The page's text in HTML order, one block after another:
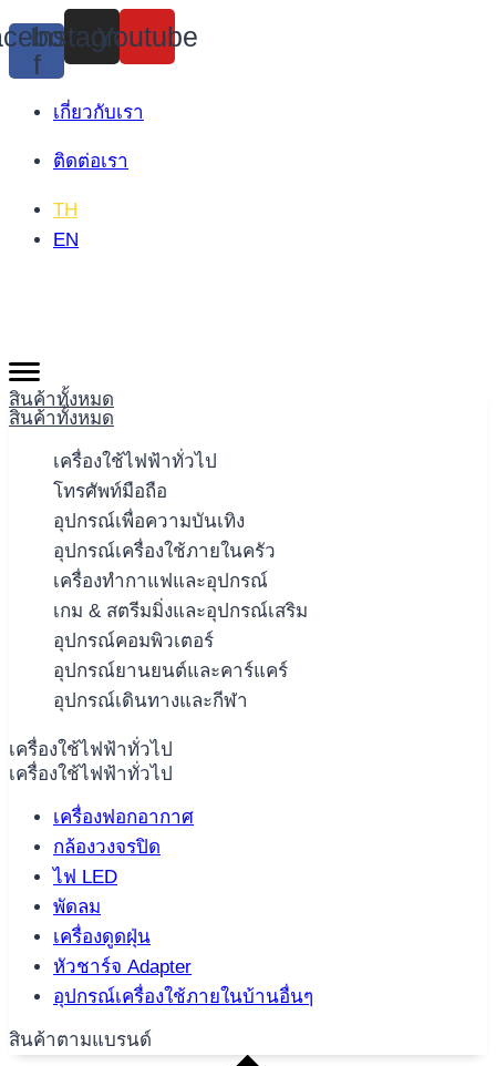
Skip
to
content
f
Instagram
Youtube
เกี่ยวกับเรา
ติดต่อเรา
TH
EN
สินค้าทั้งหมด
สินค้าทั้งหมด
เครื่องใช้ไฟฟ้าทั่วไป
โทรศัพท์มือถือ
อุปกรณ์เพื่อความบันเทิง
อุปกรณ์เครื่องใช้ภายในครัว
เครื่องทำกาแฟและอุปกรณ์
เกม & สตรีมมิ่งและอุปกรณ์เสริม
อุปกรณ์คอมพิวเตอร์
อุปกรณ์ยานยนต์และคาร์แคร์
อุปกรณ์เดินทางและกีฬา
เครื่องใช้ไฟฟ้าทั่วไป
เครื่องใช้ไฟฟ้าทั่วไป
เครื่องฟอกอากาศ
กล้องวงจรปิด
ไฟ LED
พัดลม
เครื่องดูดฝุ่น
หัวชาร์จ Adapter
อุปกรณ์เครื่องใช้ภายในบ้านอื่นๆ
สินค้าตามแบรนด์